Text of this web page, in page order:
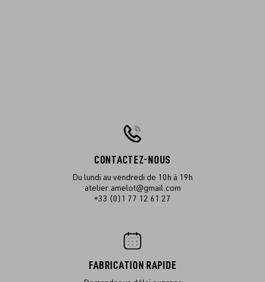
CONTACTEZ-NOUS
Du lundi au vendredi de 10h à 19h
atelier.amelot@gmail.com
+33 (0)1 77 12 61 27
FABRICATION RAPIDE